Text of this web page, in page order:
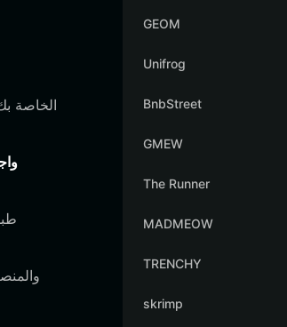
GEOM
Unifrog
BnbStreet
GMEW
The Runner
MADMEOW
TRENCHY
skrimp